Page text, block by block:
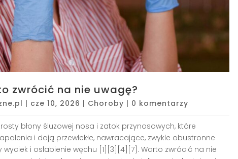
zwrócić na nie uwagę?
| cze 10, 2026 | Choroby | 0 komentarzy
błony śluzowej nosa i zatok przynosowych, które
i dają przewlekłe, nawracające, zwykle obustronne
i osłabienie węchu [1][3][4][7]. Warto zwrócić na nie